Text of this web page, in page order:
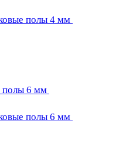
полы 4 мм
полы 6 мм
полы 6 мм